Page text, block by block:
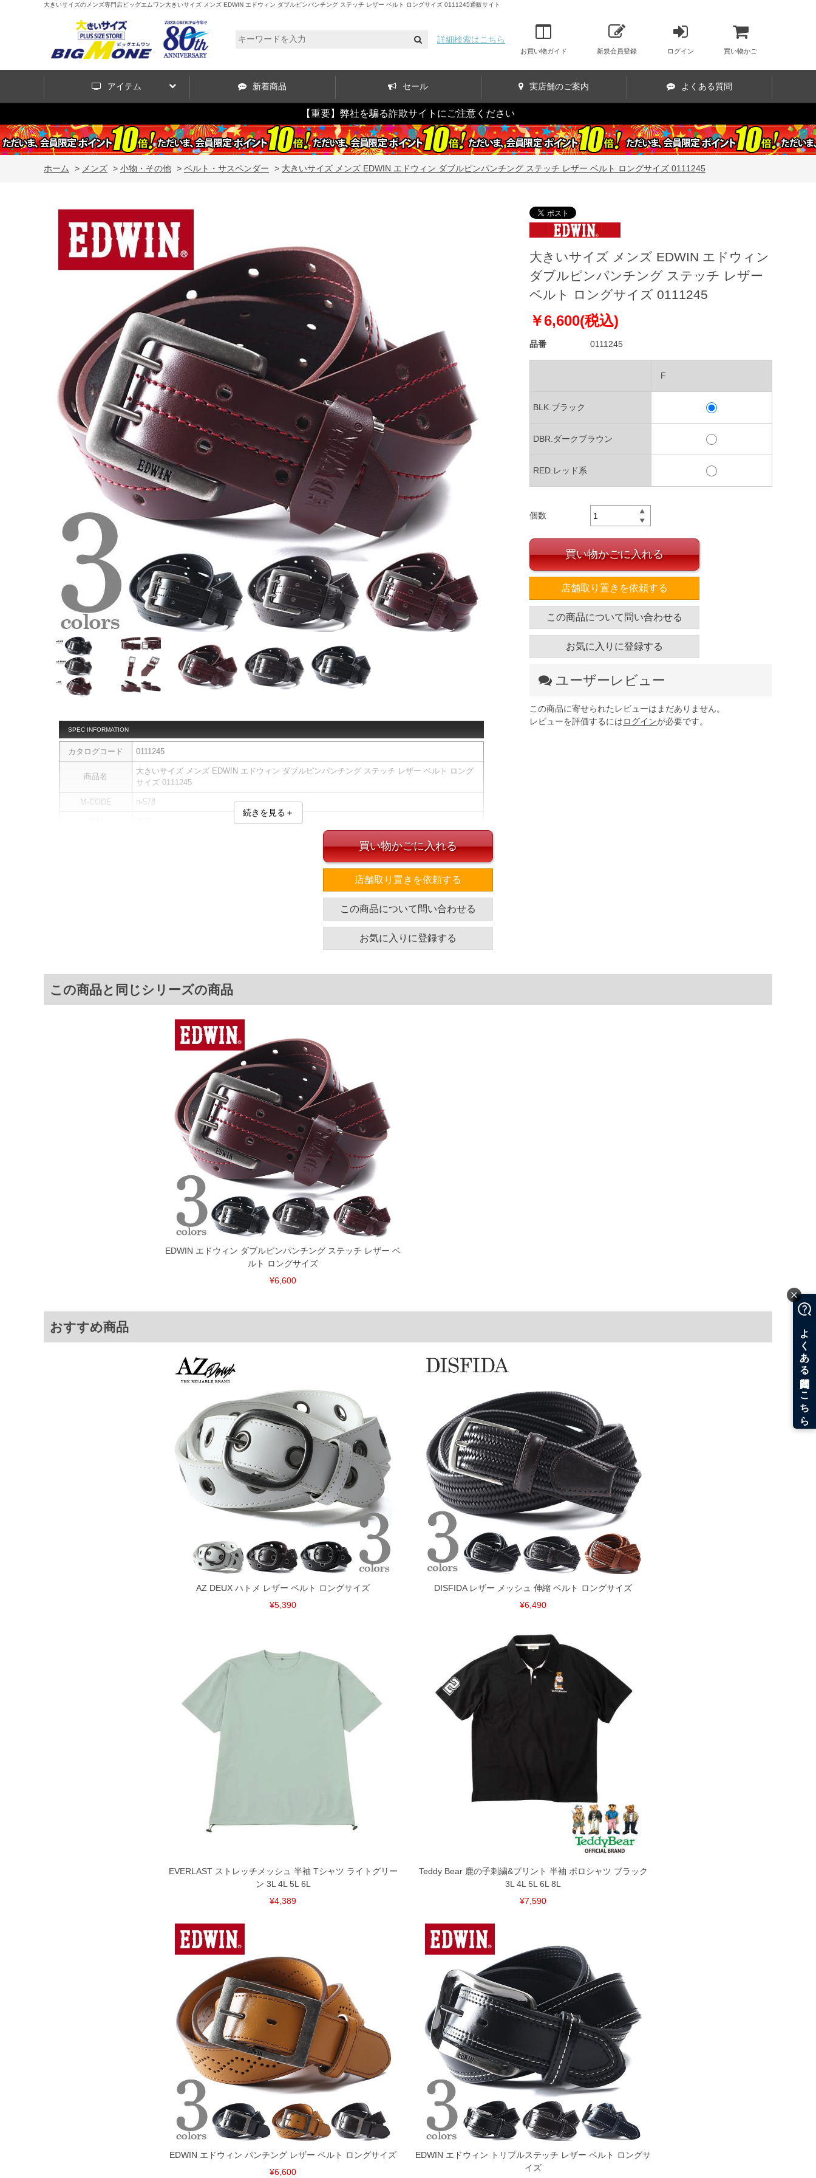
大きいサイズのメンズ専門店ビッグエムワン大きいサイズ メンズ EDWIN エドウィン ダブルピンパンチング ステッチ レザー ベルト ロングサイズ 0111245通販サイト
詳細検索はこちら
お買い物ガイド 新規会員登録 ログイン 買い物かご
アイテム 新着商品 セール 実店舗のご案内 よくある質問
【重要】弊社を騙る詐欺サイトにご注意ください
ホーム > メンズ > 小物・その他 > ベルト・サスペンダー > 大きいサイズ メンズ EDWIN エドウィン ダブルピンパンチング ステッチ レザー ベルト ロングサイズ 0111245
SPEC INFORMATION
カタログコード 0111245
商品名
大きいサイズ メンズ EDWIN エドウィン ダブルピンパンチング ステッチ レザー ベルト ロング
サイズ 0111245
M-CODE n-578
帯幅
3.8
単位はcm
面）によって、商品の色味が若干異なる場合がございます。予めご了承ください。
※上記サイズが実際の商品に付いているタグのサイズ表記と異なる場合があります。お取り扱い前に
商品付属タグの記載もご確認下さい。
寄せ等により、お客様にご迷惑をお掛けしてしまう場合がございます。そのようなことがない様最大
限に努めておりますが、もしあった場合速やかにご連絡させて頂きますので予めご了承ください。
※【ボトムの裾上げをご希望の場合】
裾上げ料金は500円+税となります。
備考欄に股下●cmとご記入下さい。（裾上げ無料対象商品は1本につき税込6,000円以上の品が対象。
1本5,999円以下の商品は有料（500円+税）となります。）
出荷まで約1週間～20日間程お時間を頂く場合がございます。
尚、裾上げした商品は返品・交換不可となりますので、予めご了承下さい。
一部、お直しに対応出来ない商品がございます。(例：裾にファスナーや調節ひもが付いている、極
端なデザインが施されている等)
※【返品交換について】
返品交換希望の方は、商品到着後1週間以内にご連絡ください。
下着(肌着)やワイシャツは商品の性質上、返品交換不可とさせて頂いております。予めご了承くださ
続きを見る＋
大きいサイズ メンズ EDWIN エドウィン
ダブルピンパンチング ステッチ レザー
ベルト ロングサイズ 0111245
￥6,600(税込)
品番 0111245
F
BLK.ブラック
DBR.ダークブラウン
RED.レッド系
個数
買い物かごに入れる
店舗取り置きを依頼する
この商品について問い合わせる
お気に入りに登録する
ユーザーレビュー
この商品に寄せられたレビューはまだありません。
レビューを評価するにはログインが必要です。
買い物かごに入れる
店舗取り置きを依頼する
この商品について問い合わせる
お気に入りに登録する
この商品と同じシリーズの商品
EDWIN エドウィン ダブルピンパンチング ステッチ レザー ベ
ルト ロングサイズ
¥6,600
おすすめ商品
AZ DEUX ハトメ レザー ベルト ロングサイズ
¥5,390
DISFIDA レザー メッシュ 伸縮 ベルト ロングサイズ
¥6,490
EVERLAST ストレッチメッシュ 半袖 Tシャツ ライトグリー
ン 3L 4L 5L 6L
¥4,389
Teddy Bear 鹿の子刺繍&プリント 半袖 ポロシャツ ブラック
3L 4L 5L 6L 8L
¥7,590
EDWIN エドウィン パンチング レザー ベルト ロングサイズ
¥6,600
EDWIN エドウィン トリプルステッチ レザー ベルト ロングサ
イズ